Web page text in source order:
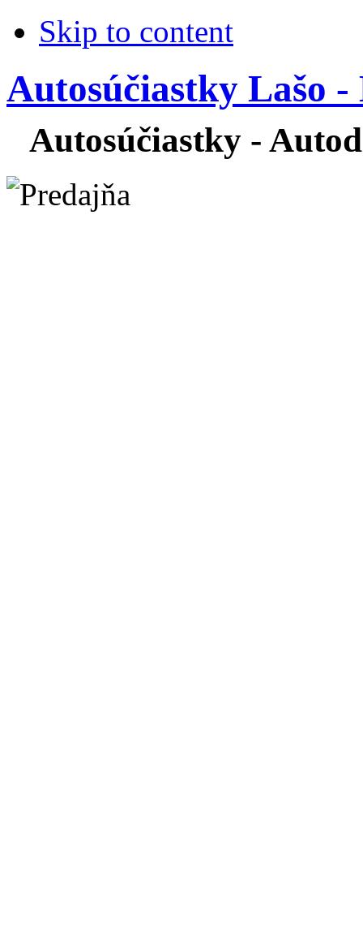
Skip to content
Autosúčiastky Lašo -
Autosúčiastky -